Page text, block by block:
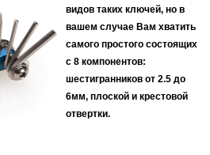
видов таких ключей, но в
вашем случае Вам хватить
самого простого состоящих
с 8 компонентов:
шестигранников от 2.5 до
6мм, плоской и крестовой
отвертки.